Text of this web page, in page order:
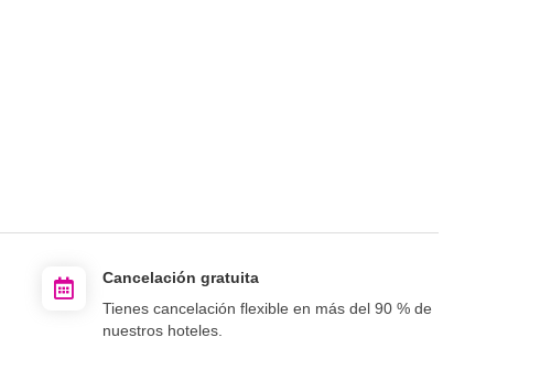
Cancelación gratuita
Tienes cancelación flexible en más del 90 % de
nuestros hoteles.